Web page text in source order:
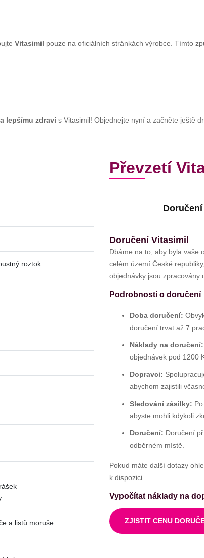
Vitasimil pouze na oficiálních stránkách výrobce. Tímto
lepšímu zdraví s Vitasimil! Objednejte nyní a začněte ještě
roztok
a listů moruše
Převzetí
Doručení
Doručení Vitasimil
Dbáme na to, aby byla vaše
celém území České
objednávky jsou zpracovány
Podrobnosti o doručení
Doba doručení:
doručení trvat až 7
Náklady na doručení:
objednávek pod 1200
Dopravci:
abychom zajistili
Sledování zásilky:
abyste mohli kdykoli
Doručení: Doručení
odběrném místě.
Pokud máte další dotazy
k dispozici.
Vypočítat náklady na
ZJISTIT CENU